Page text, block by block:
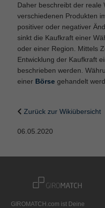
Daher beschreibt der reale
verschiedenen Produkten
positiver oder negativer
sinkt die Kaufkraft einer
oder einer Region. Mittels
Entwicklung der Kaufkraft
beschrieben werden.
einer Börse gehandelt
Zurück zur Wikiübersicht
06.05.2020
GIROMATCH.com ist Deine